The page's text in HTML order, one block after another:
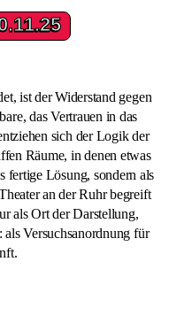
ist der Widerstand gegen
das Vertrauen in das
sich der Logik der
Räume, in denen etwas
fertige Lösung, sondern als
an der Ruhr begreift
als Ort der Darstellung,
Versuchsanordnung für